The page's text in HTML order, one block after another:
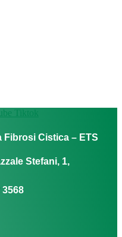
Tiktok
Fibrosi Cistica – ETS
Stefani, 1,
3568